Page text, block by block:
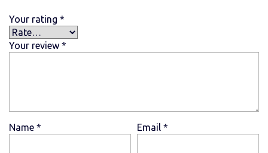
Your rating *
Your review *
Name * Email *